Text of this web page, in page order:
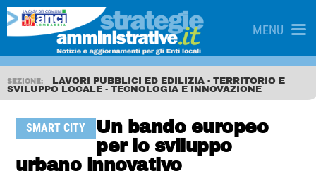
MENU
SEZIONE:
LAVORI PUBBLICI ED EDILIZIA - TERRITORIO E
SVILUPPO LOCALE - TECNOLOGIA E INNOVAZIONE
SMART CITY
Un bando europeo
per lo sviluppo
urbano innovativo